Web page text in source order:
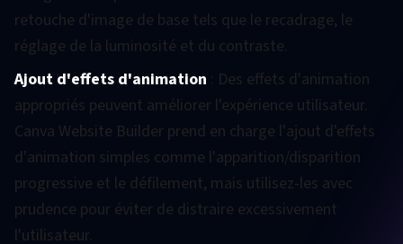
retouche d'image de base tels que le recadrage, le
réglage de la luminosité et du contraste.
Ajout d'effets d'animation : Des effets d'animation
appropriés peuvent améliorer l'expérience utilisateur.
Canva Website Builder prend en charge l'ajout d'effets
d'animation simples comme l'apparition/disparition
progressive et le défilement, mais utilisez-les avec
prudence pour éviter de distraire excessivement
l'utilisateur.